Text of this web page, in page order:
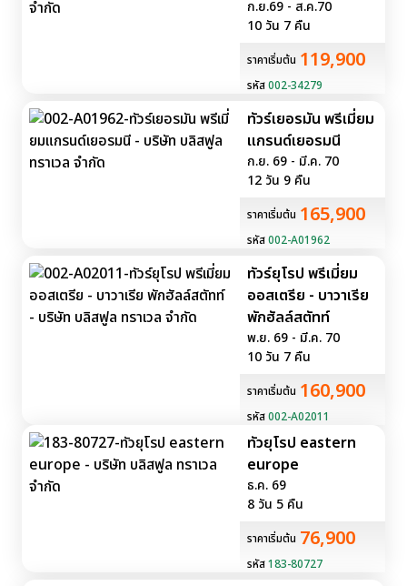
ก.ย.69 - ส.ค.70
10 วัน 7 คืน
ราคาเริ่มต้น 119,900
รหัส002-34279
ทัวร์เยอรมัน พรีเมี่ยม
แกรนด์เยอรมนี
ก.ย. 69 - มี.ค. 70
12 วัน 9 คืน
ราคาเริ่มต้น 165,900
รหัส002-A01962
ทัวร์ยุโรป พรีเมี่ยม
ออสเตรีย - บาวาเรีย
พักฮัลล์สตัทท์
พ.ย. 69 - มี.ค. 70
10 วัน 7 คืน
ราคาเริ่มต้น 160,900
รหัส002-A02011
ทัวยุโรป eastern
europe
ธ.ค. 69
8 วัน 5 คืน
ราคาเริ่มต้น 76,900
รหัส183-80727